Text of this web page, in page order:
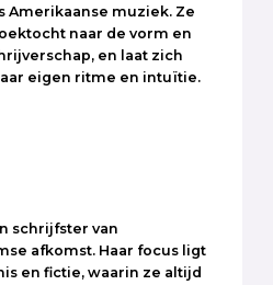
Amerikaanse muziek. Ze
naar de vorm en
en laat zich
eigen ritme en intuïtie.
schrijfster van
afkomst. Haar focus ligt
en fictie, waarin ze altijd